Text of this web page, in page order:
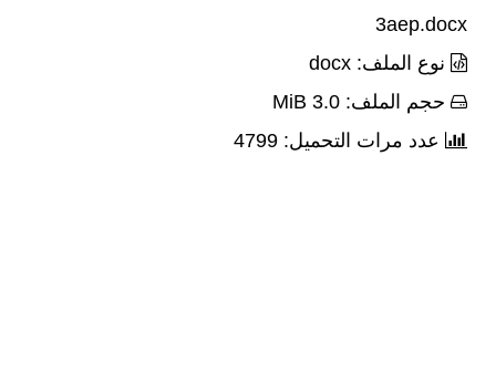
3aep.docx
نوع الملف: docx
حجم الملف: 3.0 MiB
عدد مرات التحميل: 4799